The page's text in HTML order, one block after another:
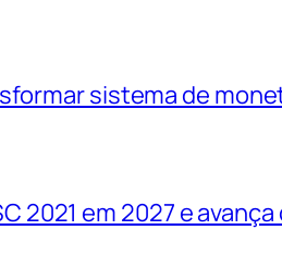
sistema de
2021 em 2027 e